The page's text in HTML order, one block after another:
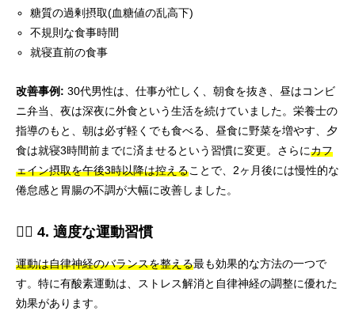
糖質の過剰摂取(血糖値の乱高下)
不規則な食事時間
就寝直前の食事
改善事例: 30代男性は、仕事が忙しく、朝食を抜き、昼はコンビ
ニ弁当、夜は深夜に外食という生活を続けていました。栄養士の
指導のもと、朝は必ず軽くでも食べる、昼食に野菜を増やす、夕
食は就寝3時間前までに済ませるという習慣に変更。さらにカフ
ェイン摂取を午後3時以降は控えることで、2ヶ月後には慢性的な
倦怠感と胃腸の不調が大幅に改善しました。
🏃‍♂️ 4. 適度な運動習慣
運動は自律神経のバランスを整える最も効果的な方法の一つで
す。特に有酸素運動は、ストレス解消と自律神経の調整に優れた
効果があります。